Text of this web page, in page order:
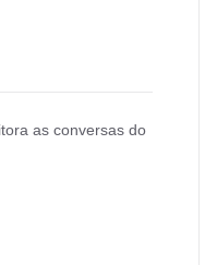
as conversas do